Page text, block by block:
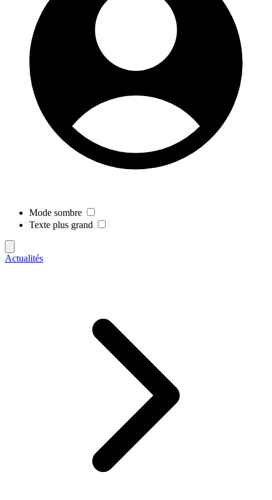
Mode sombre
Texte plus grand
Actualités